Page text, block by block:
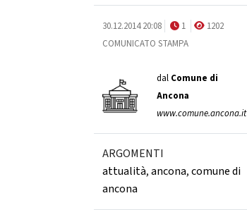
30.12.2014 20:08 1
1202
COMUNICATO STAMPA
dal Comune di
Ancona
www.comune.ancona.it
ARGOMENTI
attualità,ancona,comune di
ancona